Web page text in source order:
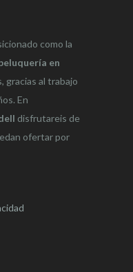
como la
en
gracias al trabajo
En
disfrutareis de
ofertar por